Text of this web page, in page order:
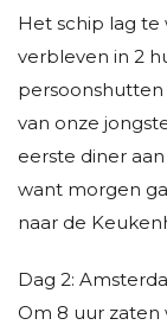
Het schip lag te
verbleven in 2
van onze
eerste diner
want morgen
naar de
Dag 2:
Om 8 uur zaten